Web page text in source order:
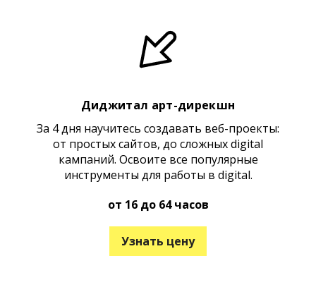
Диджитал арт-дирекшн
За 4 дня научитесь создавать веб-проекты:
от простых сайтов, до сложных digital
кампаний. Освоите все популярные
инструменты для работы в digital.
от 16 до 64 часов
Узнать цену